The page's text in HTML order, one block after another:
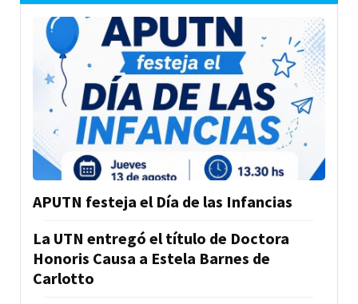
APUTN festeja el Día de las Infancias
La UTN entregó el título de Doctora
Honoris Causa a Estela Barnes de
Carlotto